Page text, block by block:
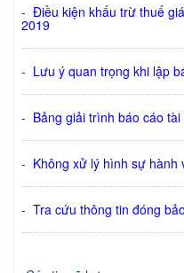
- Điều kiện khấu trừ thuế
2019
- Lưu ý quan trọng khi lập
- Bảng giải trình báo cáo
- Không xử lý hình sự hành
- Tra cứu thông tin đóng